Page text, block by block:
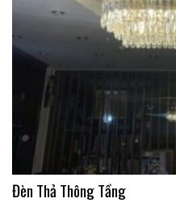
Đèn Thả Thông Tầng